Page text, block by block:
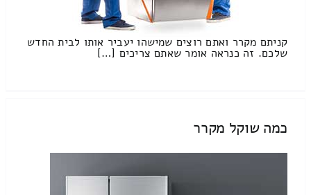
קניתם מקרר ואתם רוצים שמישהו יעביר אותו לבית החדש
שלכם. זה כנראה אומר שאתם צריכים […]
כמה שוקל מקרר